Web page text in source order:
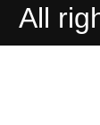
All